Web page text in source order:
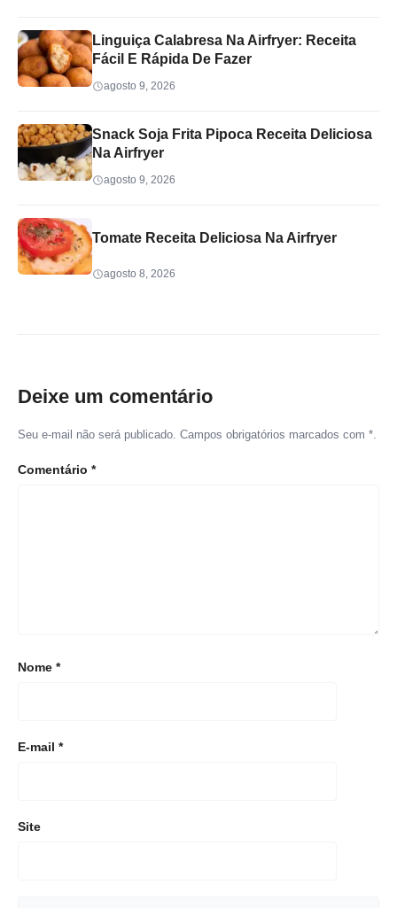
Linguiça Calabresa Na Airfryer: Receita
Fácil E Rápida De Fazer
agosto 9, 2026
Snack Soja Frita Pipoca Receita Deliciosa
Na Airfryer
agosto 9, 2026
Tomate Receita Deliciosa Na Airfryer
agosto 8, 2026
Deixe um comentário
Seu e-mail não será publicado. Campos obrigatórios marcados com *.
Comentário *
Nome *
E-mail *
Site